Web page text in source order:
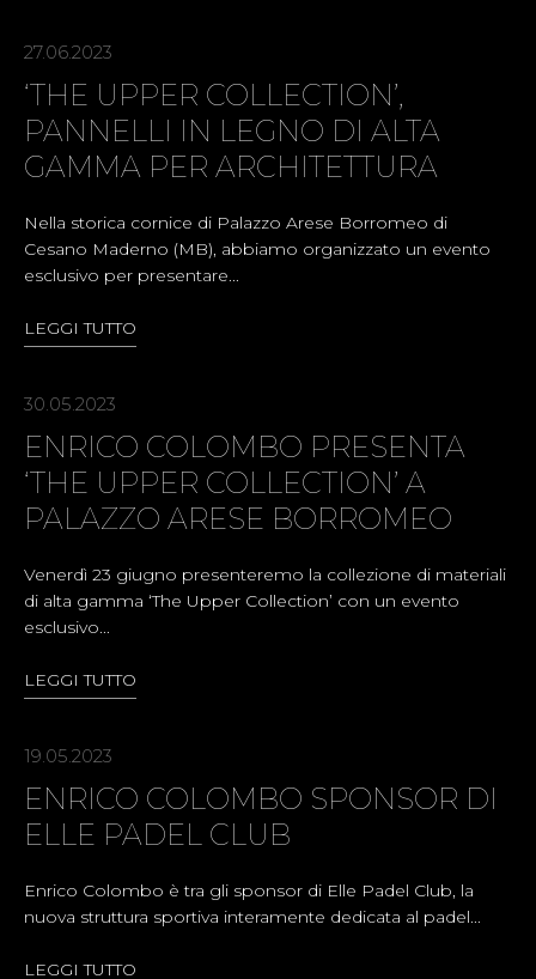
27.06.2023
‘THE UPPER COLLECTION’,
PANNELLI IN LEGNO DI ALTA
GAMMA PER ARCHITETTURA
Nella storica cornice di Palazzo Arese Borromeo di
Cesano Maderno (MB), abbiamo organizzato un evento
esclusivo per presentare...
LEGGI TUTTO
30.05.2023
ENRICO COLOMBO PRESENTA
‘THE UPPER COLLECTION’ A
PALAZZO ARESE BORROMEO
Venerdì 23 giugno presenteremo la collezione di materiali
di alta gamma ‘The Upper Collection’ con un evento
esclusivo...
LEGGI TUTTO
19.05.2023
ENRICO COLOMBO SPONSOR DI
ELLE PADEL CLUB
Enrico Colombo è tra gli sponsor di Elle Padel Club, la
nuova struttura sportiva interamente dedicata al padel...
LEGGI TUTTO